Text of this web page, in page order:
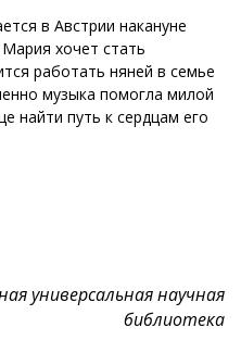
в Австрии накануне
хочет стать
работать няней в семье
музыка помогла милой
найти путь к сердцам его
универсальная научная
библиотека